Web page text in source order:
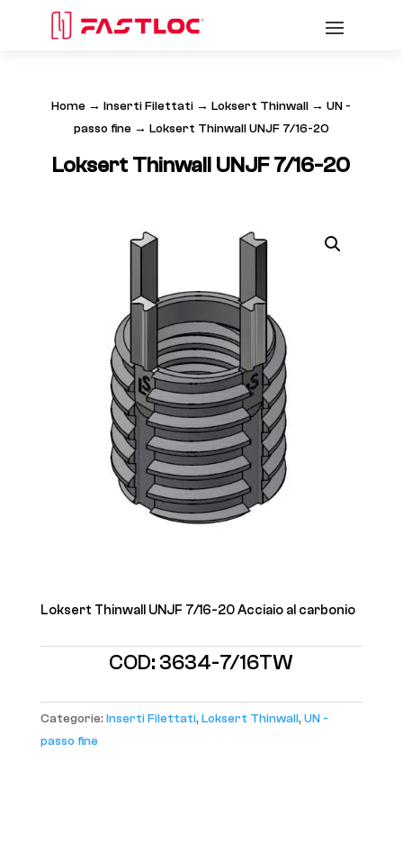
Home →Inserti Filettati →Loksert Thinwall →UN -
passo fine→ Loksert Thinwall UNJF 7/16-20
Loksert Thinwall UNJF 7/16-20
Loksert Thinwall UNJF 7/16-20 Acciaio al carbonio
COD: 3634-7/16TW
Categorie: Inserti Filettati, Loksert Thinwall, UN -
passo fine